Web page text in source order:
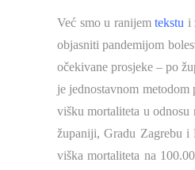
Već smo u ranijemtekstu i
objasniti pandemijom
očekivane prosjeke – po
je jednostavnom
višku mortaliteta u odnosu
županiji, Gradu Zagrebu i
viška mortaliteta na